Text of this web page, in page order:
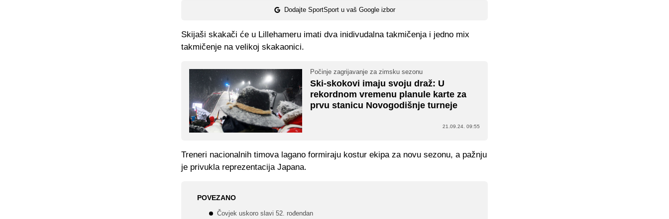
Dodajte SportSport u vaš Google izbor
Skijaši skakači će u Lillehameru imati dva inidivudalna takmičenja i jedno mix
takmičenje na velikoj skakaonici.
Počinje zagrijavanje za zimsku sezonu
Ski-skokovi imaju svoju draž: U
rekordnom vremenu planule karte za
prvu stanicu Novogodišnje turneje
21.09.24. 09:55
Treneri nacionalnih timova lagano formiraju kostur ekipa za novu sezonu, a pažnju
je privukla reprezentacija Japana.
POVEZANO
Čovjek uskoro slavi 52. rođendan